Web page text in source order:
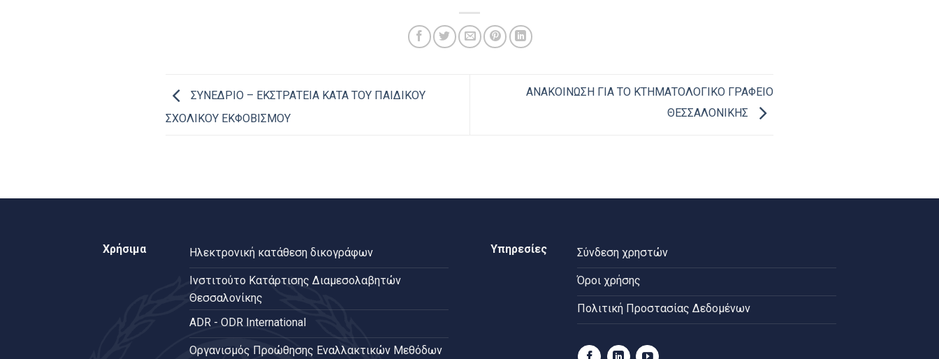
ΣΥΝΕΔΡΙΟ – ΕΚΣΤΡΑΤΕΙΑ ΚΑΤΑ ΤΟΥ ΠΑΙΔΙΚΟΥ
ΣΧΟΛΙΚΟΥ ΕΚΦΟΒΙΣΜΟΥ
ΑΝΑΚΟΙΝΩΣΗ ΓΙΑ ΤΟ ΚΤΗΜΑΤΟΛΟΓΙΚΟ ΓΡΑΦΕΙΟ
ΘΕΣΣΑΛΟΝΙΚΗΣ
Χρήσιμα Ηλεκτρονική κατάθεση δικογράφων
Ινστιτούτο Κατάρτισης Διαμεσολαβητών
Θεσσαλονίκης
ADR - ODR International
Oργανισμός Προώθησης Εναλλακτικών Μεθόδων
Υπηρεσίες Σύνδεση χρηστών
Όροι χρήσης
Πολιτική Προστασίας Δεδομένων